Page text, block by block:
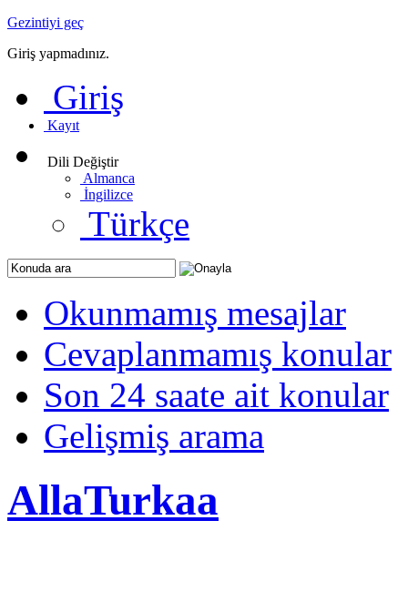
Gezintiyi geç
Giriş yapmadınız.
Giriş
Kayıt
Dili Değiştir
Almanca
İngilizce
Türkçe
Okunmamış mesajlar
Cevaplanmamış konular
Son 24 saate ait konular
Gelişmiş arama
AllaTurkaa